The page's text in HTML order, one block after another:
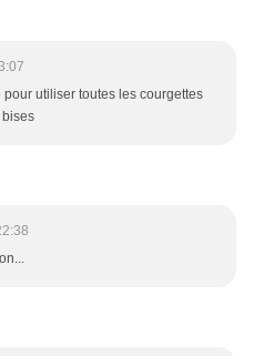
utiliser toutes les courgettes
bises